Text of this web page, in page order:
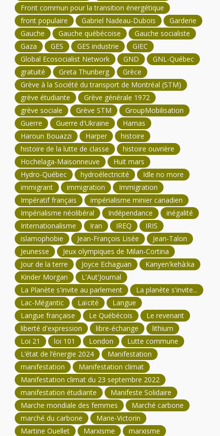
Front commun pour la transition énergétique
front populaire
Gabriel Nadeau-Dubois
Garderie
Gauche
Gauche québécoise
Gauche socialiste
Gaza
GES GES industrie
GIEC
Global Ecosocialist Network
GND
GNL-Québec
gratuité
Greta Thunberg
Grèce
Grève à la Société du transport de Montréal (STM)
grève étudiante
Grève générale 1972
grève sociale
Grève STM
GroupMobilisation
Guerre
Guerre d'Ukraine
Hamas
Haroun Bouazzi
Harper
histoire
histoire de la lutte de classe
histoire ouvrière
Hochelaga-Maisonneuve
Huit mars
Hydro-Québec
hydroélectricité
Idle no more
immigrant
immigration
Immigration
Impératif français
impérialisme minier canadien
Impérialisme néolibéral
Indépendance
inégalité
Internationalisme
Iran IREQ
IRIS
islamophobie
Jean-François Lisée
Jean-Talon
Jeunesse
Jeux olympiques de Milan-Cortina
Jour de la terre
Joyce Echaguan
Kanyen'kehà:ka
Kinder Morgan
L'Aut'Journal
La Planète s'invite au parlement
La planète s'invite...
Lac-Mégantic
Laïcité
Langue
Langue française
Le Québécois
Le revenant
liberté d'expression
libre-échange
lithium
Loi 21
loi 101 London
Lutte commune
L’état de l’énergie 2024
Manifestation
manifestation
Manifestation climat
Manifestation climat du 23 septembre 2022
manifestation étudiante
Manifeste Solidaire
Marche mondiale des femmes
Marché carbone
marché du carbone
Marie-Victorin
Martine Ouellet
Marxisme
marxisme